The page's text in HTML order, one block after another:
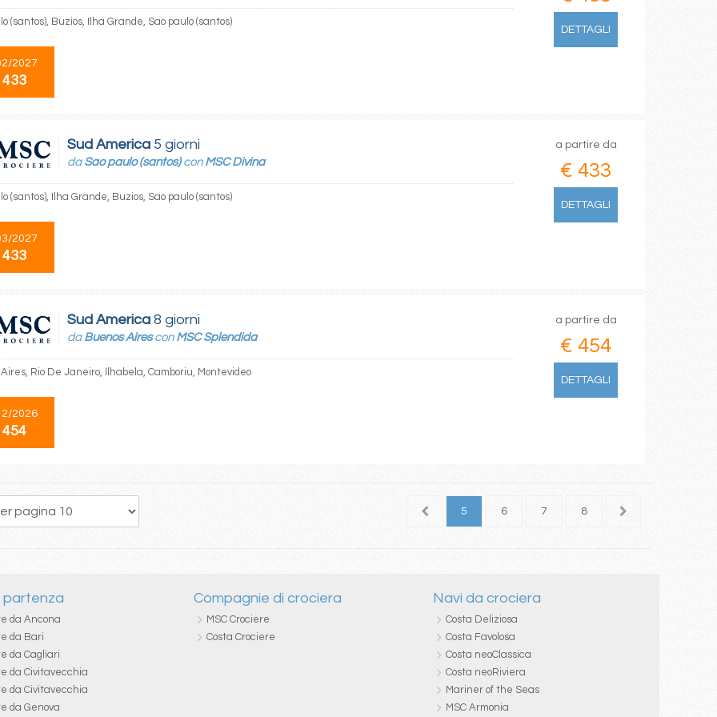
(santos), Buzios, Ilha Grande, Sao paulo (santos)
2027
DETTAGLI
Sud America 5 giorni
da Sao paulo (santos)con MSC Divina
(santos), Ilha Grande, Buzios, Sao paulo (santos)
2027
a partire da
€ 433
DETTAGLI
Sud America 8 giorni
da Buenos Airescon MSC Splendida
Rio De Janeiro, Ilhabela, Camboriu, Montevideo
2026
a partire da
€ 454
DETTAGLI
4 5 6 7 8 9
partenza
da Ancona
da Bari
da Cagliari
da Civitavecchia
da Civitavecchia
da Genova
Compagnie di crociera
MSC Crociere
Costa Crociere
Navi da crociera
Costa Deliziosa
Costa Favolosa
Costa neoClassica
Costa neoRiviera
Mariner of the Seas
MSC Armonia